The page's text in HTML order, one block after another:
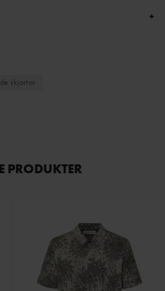
+
skjortor
PRODUKTER